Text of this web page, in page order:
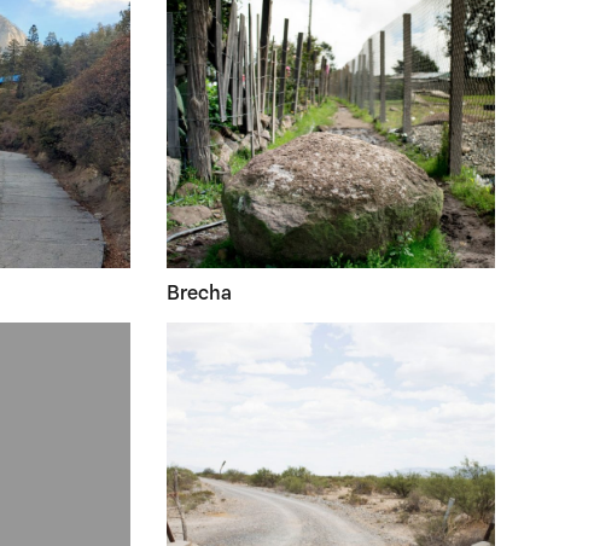
Brecha